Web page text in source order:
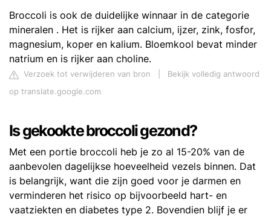
Broccoli is ook de duidelijke winnaar in de categorie
mineralen . Het is rijker aan calcium, ijzer, zink, fosfor,
magnesium, koper en kalium. Bloemkool bevat minder
natrium en is rijker aan choline.
Verzoek tot verwijderen van bron
Bekijk volledig antwoord
op translate.google.com
Is gekookte broccoli gezond?
Met een portie broccoli heb je zo al 15-20% van de
aanbevolen dagelijkse hoeveelheid vezels binnen. Dat
is belangrijk, want die zijn goed voor je darmen en
verminderen het risico op bijvoorbeeld hart- en
vaatziekten en diabetes type 2. Bovendien blijf je er